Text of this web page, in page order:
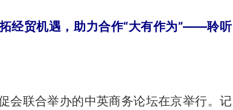
经贸机遇，助力合作“大有作为”——聆听
会联合举办的中英商务论坛在京举行。记